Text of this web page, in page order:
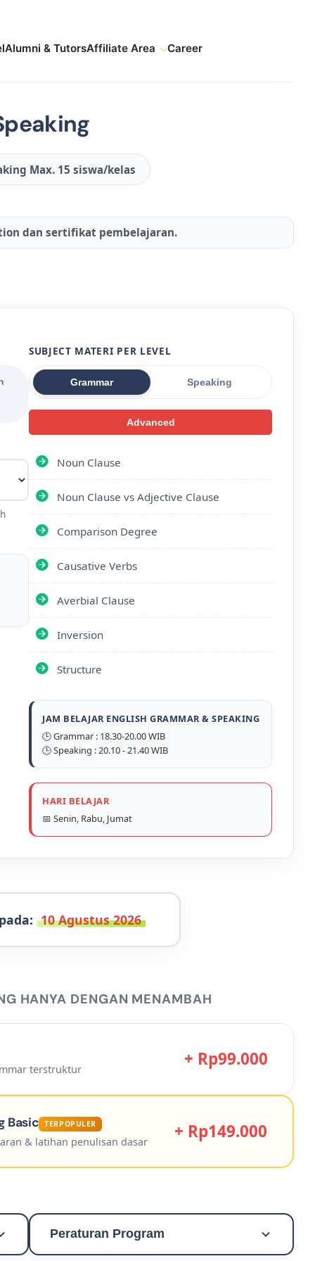
Alumni & TutorsAffiliate Area Career
Max. 15 siswa/kelas
dan sertifikat pembelajaran.
SUBJECT MATERI PER LEVEL
Grammar Speaking
Advanced
Noun Clause
Noun Clause vs Adjective Clause
Comparison Degree
Causative Verbs
Averbial Clause
Inversion
Structure
JAM BELAJAR ENGLISH GRAMMAR & SPEAKING
🕒 Grammar : 18.30-20.00 WIB
🕒 Speaking : 20.10 - 21.40 WIB
HARI BELAJAR
📅 Senin, Rabu, Jumat
10 Agustus 2026
HANYA DENGAN MENAMBAH
terstruktur + Rp99.000
Basic TERPOPULER
& latihan penulisan dasar + Rp149.000
Peraturan Program